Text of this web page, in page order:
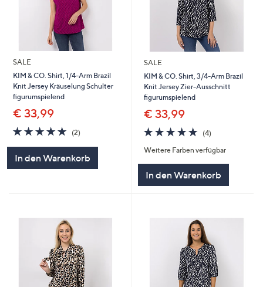
SALE
KIM & CO. Shirt, 1/4-Arm Brazil
Knit Jersey Kräuselung Schulter
figurumspielend
€ 33,99
5.0
von
(2)
In den Warenkorb
SALE
KIM & CO. Shirt, 3/4-Arm Brazil
Knit Jersey Zier-Ausschnitt
figurumspielend
€ 33,99
5.0
von
5
(4)
Weitere Farben verfügbar
In den Warenkorb